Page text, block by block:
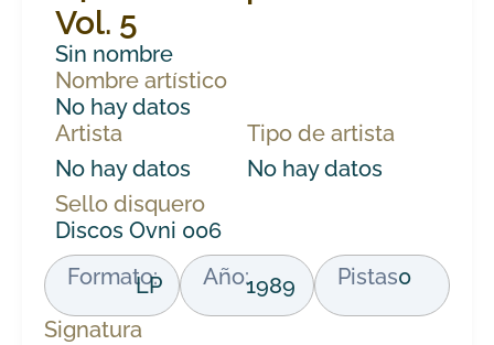
Vol. 5
Sin nombre
Nombre artístico
No hay datos
Artista
No hay datos
Tipo de artista
No hay datos
Sello disquero
Discos Ovni 006
Formato:
LP Año:1989 Pistas0
Signatura